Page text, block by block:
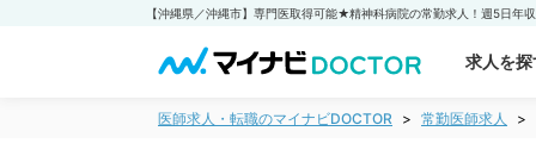
求人を探
医師求人・転職のマイナビDOCTOR 常勤医師求人